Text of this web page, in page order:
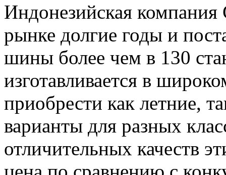
Индонезийская компания
рынке долгие годы и
шины более чем в 130
изготавливается в
приобрести как летние,
варианты для разных
отличительных качеств